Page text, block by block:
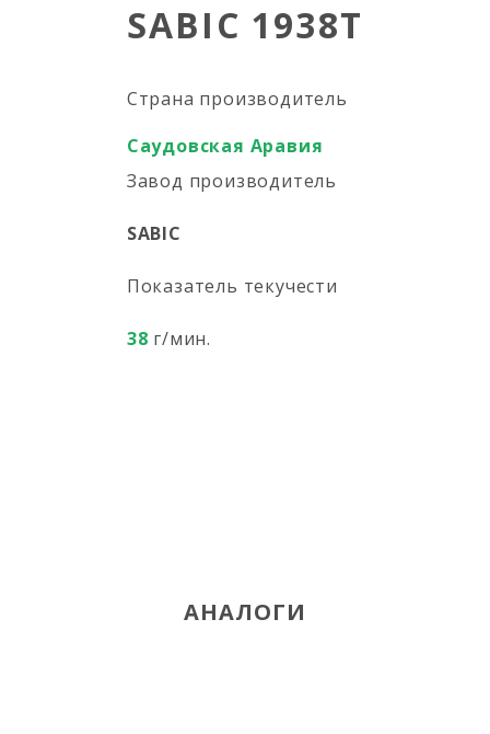
SABIC 1938T
Страна производитель
Саудовская Аравия
Завод производитель
SABIC
Показатель текучести
38 г/мин.
АНАЛОГИ